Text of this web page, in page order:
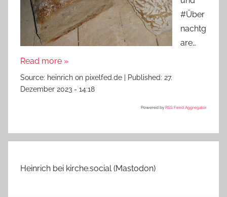
#Über
nachtg
are…
Read more »
Source: heinrich on pixelfed.de Published: 27.
Dezember 2023 - 14:18
Powered by RSS Feed Aggregator
Heinrich bei kirche.social (Mastodon)